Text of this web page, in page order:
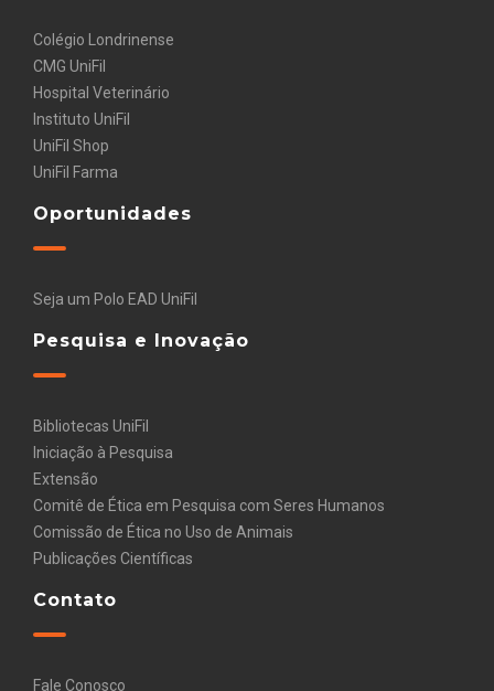
Colégio Londrinense
CMG UniFil
Hospital Veterinário
Instituto UniFil
UniFil Shop
UniFil Farma
Oportunidades
Seja um Polo EAD UniFil
Pesquisa e Inovação
Bibliotecas UniFil
Iniciação à Pesquisa
Extensão
Comitê de Ética em Pesquisa com Seres Humanos
Comissão de Ética no Uso de Animais
Publicações Científicas
Contato
Fale Conosco